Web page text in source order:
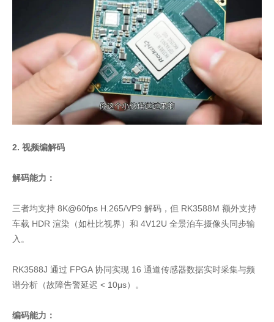
2. 视频编解码
解码能力：
三者均支持 8K@60fps H.265/VP9 解码，但 RK3588M 额外支持
车载 HDR 渲染（如杜比视界）和 4V12U 全景泊车摄像头同步输
入。
RK3588J 通过 FPGA 协同实现 16 通道传感器数据实时采集与频
谱分析（故障告警延迟 < 10μs）。
编码能力：